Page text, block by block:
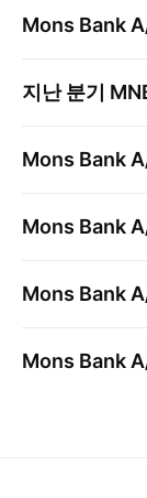
Mons Bank
지난 분기
Mons Bank
Mons Bank
Mons Bank
Mons Bank